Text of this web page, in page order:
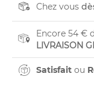
Chez vous
Encore 54 €
LIVRAISON
Satisfait ou